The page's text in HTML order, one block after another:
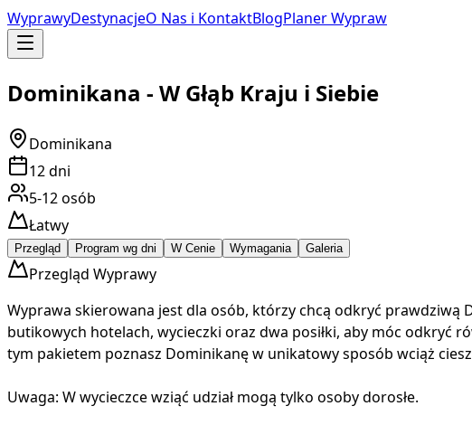
WyprawyDestynacjeO Nas i KontaktBlogPlaner Wypraw
Dominikana - W Głąb Kraju i Siebie
Dominikana
12dni
5-12osób
Łatwy
Przegląd Program wg dni W Cenie Wymagania Galeria
Przegląd Wyprawy
Wyprawa skierowana jest dla osób, którzy chcą odkryć
butikowych hotelach, wycieczki oraz dwa posiłki, aby móc odkryć
tym pakietem poznasz Dominikanę w unikatowy sposób wciąż
Uwaga: W wycieczce wziąć udział mogą tylko osoby dorosłe.